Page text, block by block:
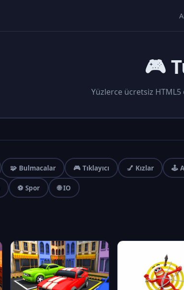
🎮
Yüzlerce ücretsiz
🧩 Bulmacalar 🎮 Tıklayıcı 💅 Kızlar 🕹️
⚽ Spor 🌐 IO